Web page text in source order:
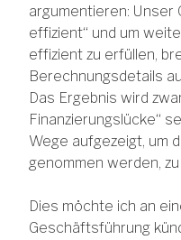
argumentieren: Unser
effizient“ und um
effizient zu erfüllen,
Berechnungsdetails
Das Ergebnis wird
Finanzierungslücke“
Wege aufgezeigt, um
genommen werden,
Dies möchte ich an
Geschäftsführung